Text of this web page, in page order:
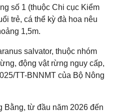
số 1 (thuộc Chi cục Kiểm
trẻ, cá thể kỳ đà hoa nêu
1,5m.
salvator, thuộc nhóm
động vật rừng nguy cấp,
TT-BNNMT của Bộ Nông
Bằng, từ đầu năm 2026 đến